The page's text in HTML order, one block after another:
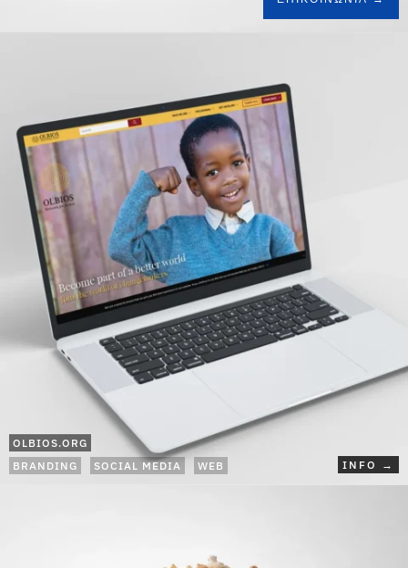
BRANDING SOCIAL MEDIA WEB INFO →
OLBIOS.ORG